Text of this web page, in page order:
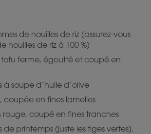
de nouilles de riz (assurez-vous
nouilles de riz à 100 %)
tofu ferme, égoutté et coupé en
à soupe d’huile d’olive
coupée en fines lamelles
rouge, coupé en fines tranches
de printemps (juste les tiges vertes),